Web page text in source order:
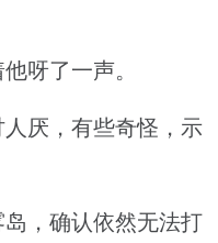
呀了一声。
厌，有些奇怪，示
，确认依然无法打